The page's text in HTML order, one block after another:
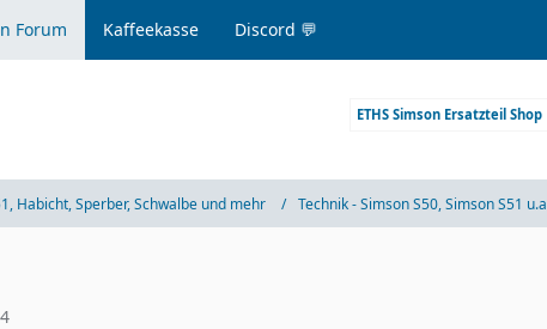
Forum Kaffeekasse Discord 💬
ETHS Simson Ersatzteil Shop
Habicht, Sperber, Schwalbe und mehr Technik - Simson S50, Simson S51